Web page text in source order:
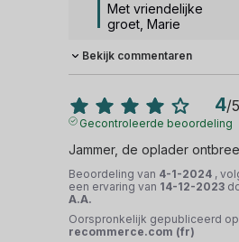
Met vriendelijke
groet, Marie
Bekijk commentaren
4/5
Gecontroleerde beoordeling
Jammer, de oplader
Beoordeling van 4-1-2024 ,
een ervaring van 14-12-2023
A.A.
Oorspronkelijk gepubliceerd op
recommerce.com (fr)